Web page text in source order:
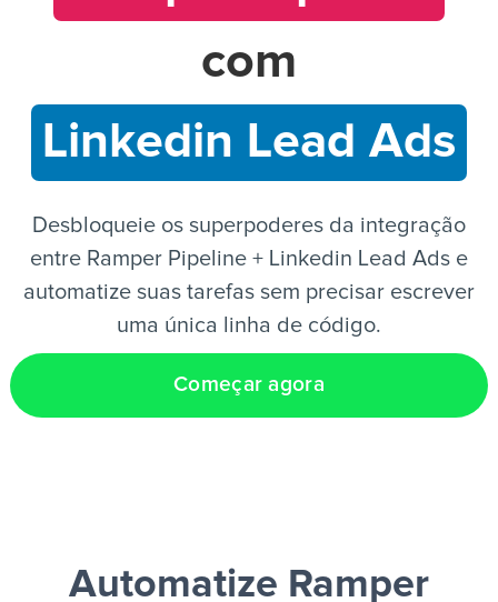
PT
com
Linkedin Lead Ads
Desbloqueie os superpoderes da integração
entre Ramper Pipeline + Linkedin Lead Ads e
automatize suas tarefas sem precisar escrever
uma única linha de código.
Começar agora
Automatize Ramper